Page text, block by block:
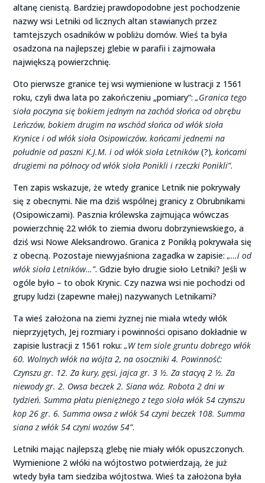
altanę cienistą. Bardziej prawdopodobne jest pochodzenie
nazwy wsi Letniki od licznych altan stawianych przez
tamtejszych osadników w pobliżu domów. Wieś ta była
osadzona na najlepszej glebie w parafii i zajmowała
największą powierzchnię.
Oto pierwsze granice tej wsi wymienione w lustracji z 1561
roku, czyli dwa lata po zakończeniu „pomiary”:„Granica tego
sioła poczyna się bokiem jednym na zachód słońca od obrębu
Leńczów, bokiem drugim na wschód słońca od włók sioła
Krynice i od włók sioła Osipowiczów, końcami jednemi na
południe od paszni K.J.M. i od włók sioła Letników(?), końcami
drugiemi na północy od włók sioła Ponikli i rzeczki Ponikli”.
Ten zapis wskazuje, że wtedy granice Letnik nie pokrywały
się z obecnymi. Nie ma dziś wspólnej granicy z Obrubnikami
(Osipowiczami). Pasznia królewska zajmująca wówczas
powierzchnię 22 włók to ziemia dworu dobrzyniewskiego, a
dziś wsi Nowe Aleksandrowo. Granica z Ponikłą pokrywała się
z obecną. Pozostaje niewyjaśniona zagadka w zapisie:„…i od
włók sioła Letników…”. Gdzie było drugie sioło Letniki? Jeśli w
ogóle było – to obok Krynic. Czy nazwa wsi nie pochodzi od
grupy ludzi (zapewne małej) nazywanych Letnikami?
Ta wieś założona na ziemi żyznej nie miała wtedy włók
nieprzyjętych, Jej rozmiary i powinności opisano dokładnie w
zapisie lustracji z 1561 roku:„W tem siole gruntu dobrego włók
60. Wolnych włók na wójta 2, na osoczniki 4. Powinność:
Czynszu gr. 12. Za kury, gęsi, jajca gr. 3 ½. Za stacyą 2 ½. Za
niewody gr. 2. Owsa beczek 2. Siana wóz. Robota 2 dni w
tydzień. Summa płatu pieniężnego z tego sioła włók 54 czynszu
kop 26 gr. 6. Summa owsa z włók 54 czyni beczek 108. Summa
siana z włók 54 czyni wozów 54”.
Letniki mając najlepszą glebę nie miały włók opuszczonych.
Wymienione 2 włóki na wójtostwo potwierdzają, że już
wtedy była tam siedziba wójtostwa. Wieś ta założona była